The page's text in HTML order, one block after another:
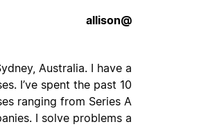
@allison
Australia. I have a
I’ve spent the past 10
ranging from Series A
I solve problems a